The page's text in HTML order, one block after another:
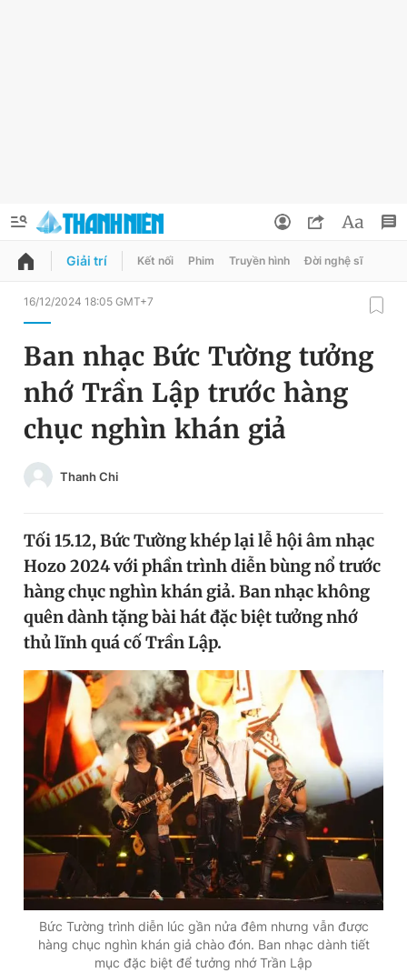
QUẢNG CÁO
Chuyên mục
Chuyên mục khác
Chào ngày mới
Tin thị trường
Video Magazine
Sản phẩm khác
Tiện ích Bạn cần biết
Thông tin tòa soạn Liên hệ quảng cáo
Đọc Thanh Niên trên điện thoại
Đổi mật khẩu
Tin đã lưu
Tin đã xem
Giải trí Kết nối Phim Truyền hình Đời nghệ sĩ
16/12/2024 18:05 GMT+7
Ban nhạc Bức Tường tưởng
nhớ Trần Lập trước hàng
chục nghìn khán giả
Thanh Chi
Tối 15.12, Bức Tường khép lại lễ hội âm nhạc
Hozo 2024 với phần trình diễn bùng nổ trước
hàng chục nghìn khán giả. Ban nhạc không
quên dành tặng bài hát đặc biệt tưởng nhớ
thủ lĩnh quá cố Trần Lập.
Bức Tường trình diễn lúc gần nửa đêm nhưng vẫn được
hàng chục nghìn khán giả chào đón. Ban nhạc dành tiết
mục đặc biệt để tưởng nhớ Trần Lập